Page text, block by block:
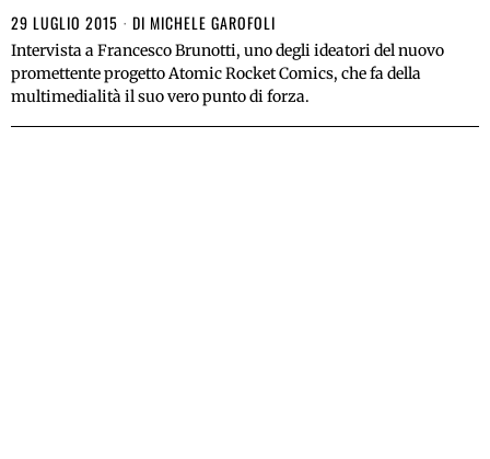
29 LUGLIO 2015 DI MICHELE GAROFOLI
Intervista a Francesco Brunotti, uno degli ideatori del nuovo
promettente progetto Atomic Rocket Comics, che fa della
multimedialità il suo vero punto di forza.